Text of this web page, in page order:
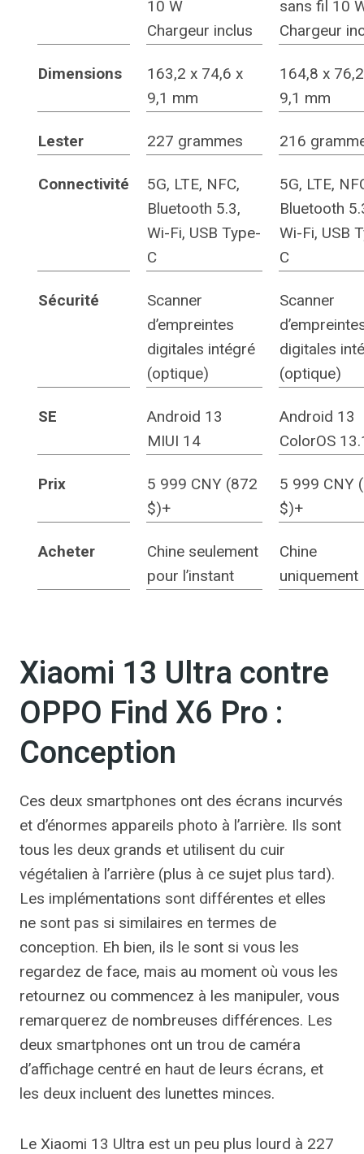
10 W
Chargeur inclus
sans fil 10
Chargeur
Dimensions
163,2 x 74,6 x
9,1 mm
164,8 x
9,1 mm
Lester 227 grammes 216
Connectivité
5G, LTE, NFC,
Bluetooth 5.3,
Wi-Fi, USB Type-
C
5G, LTE,
Bluetooth
Wi-Fi, USB
C
Sécurité
Scanner
d’empreintes
digitales intégré
(optique)
Scanner
digitales
(optique)
SE
Android 13
MIUI 14
Android 13
ColorOS
Prix
5 999 CNY (872
$)+
5 999 CNY
$)+
Acheter
Chine seulement
pour l’instant
Chine
uniquement
Xiaomi 13 Ultra contre
OPPO Find X6 Pro :
Conception
Ces deux smartphones ont des écrans incurvés
et d’énormes appareils photo à l’arrière. Ils sont
tous les deux grands et utilisent du cuir
végétalien à l’arrière (plus à ce sujet plus tard).
Les implémentations sont différentes et elles
ne sont pas si similaires en termes de
conception. Eh bien, ils le sont si vous les
regardez de face, mais au moment où vous les
retournez ou commencez à les manipuler, vous
remarquerez de nombreuses différences. Les
deux smartphones ont un trou de caméra
d’affichage centré en haut de leurs écrans, et
les deux incluent des lunettes minces.
Le Xiaomi 13 Ultra est un peu plus lourd à 227